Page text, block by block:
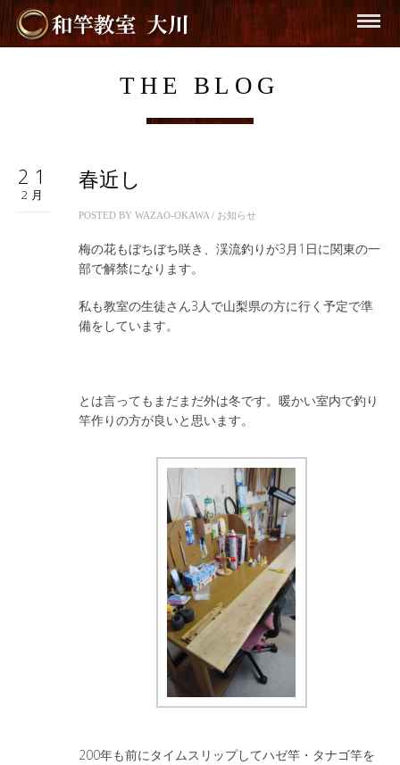
THE BLOG
21
2月
春近し
POSTED BY WAZAO-OKAWA/ お知らせ
梅の花もぼちぼち咲き、渓流釣りが3月1日に関東の一
部で解禁になります。
私も教室の生徒さん3人で山梨県の方に行く予定で準
備をしています。
とは言ってもまだまだ外は冬です。暖かい室内で釣り
竿作りの方が良いと思います。
200年も前にタイムスリップしてハゼ竿・タナゴ竿を